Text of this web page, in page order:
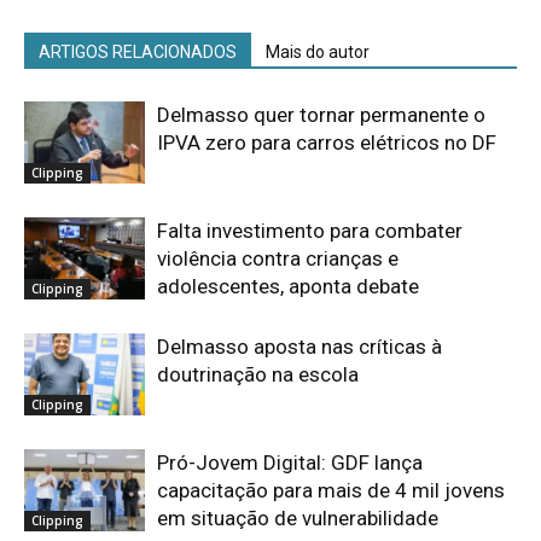
ARTIGOS RELACIONADOS Mais do autor
Clipping
Delmasso quer tornar permanente o
IPVA zero para carros elétricos no DF
Clipping
Falta investimento para combater
violência contra crianças e
adolescentes, aponta debate
Clipping
Delmasso aposta nas críticas à
doutrinação na escola
Clipping
Pró-Jovem Digital: GDF lança
capacitação para mais de 4 mil jovens
em situação de vulnerabilidade